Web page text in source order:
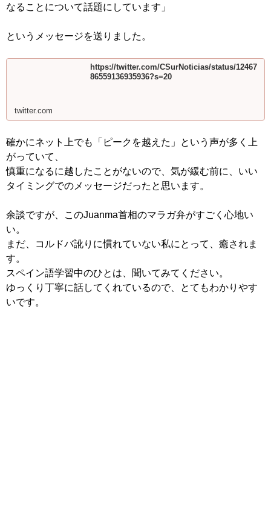
なることについて話題にしています」
というメッセージを送りました。
https://twitter.com/CSurNoticias/status/12467
86559136935936?s=20
twitter.com
確かにネット上でも「ピークを越えた」という声が多く上
がっていて、
慎重になるに越したことがないので、気が緩む前に、いい
タイミングでのメッセージだったと思います。
余談ですが、このJuanma首相のマラガ弁がすごく心地い
い。
まだ、コルドバ訛りに慣れていない私にとって、癒されま
す。
スペイン語学習中のひとは、聞いてみてください。
ゆっくり丁寧に話してくれているので、とてもわかりやす
いです。